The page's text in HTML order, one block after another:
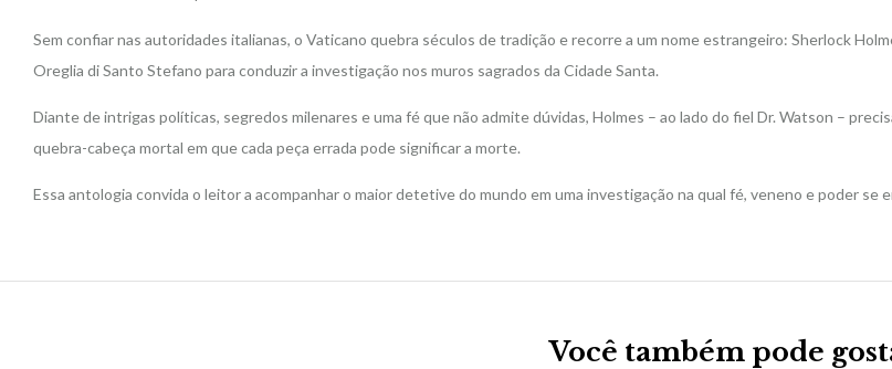
Sem confiar nas autoridades italianas, o Vaticano quebra séculos de tradição e recorre a um nome estrangeiro: Sherlock
Oreglia di Santo Stefano para conduzir a investigação nos muros sagrados da Cidade Santa.
Diante de intrigas políticas, segredos milenares e uma fé que não admite dúvidas, Holmes – ao lado do fiel Dr. Watson –
quebra-cabeça mortal em que cada peça errada pode significar a morte.
Essa antologia convida o leitor a acompanhar o maior detetive do mundo em uma investigação na qual fé, veneno e poder
Você também pode